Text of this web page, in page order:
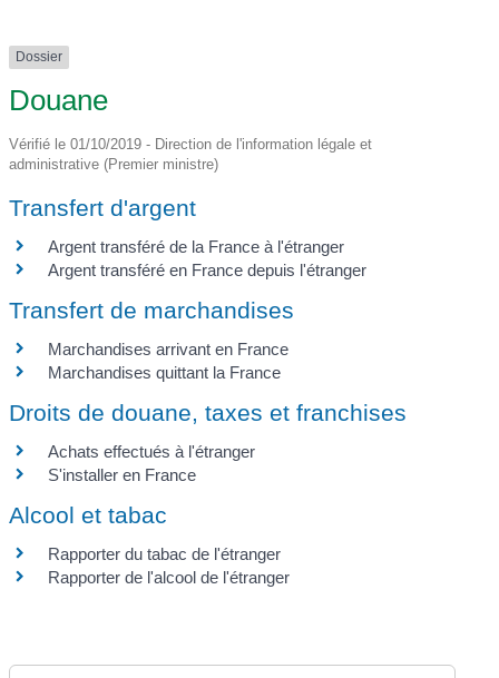
Dossier
Douane
Vérifié le 01/10/2019 - Direction de l'information légale et
administrative (Premier ministre)
Transfert d'argent
Argent transféré de la France à l'étranger
Argent transféré en France depuis l'étranger
Transfert de marchandises
Marchandises arrivant en France
Marchandises quittant la France
Droits de douane, taxes et franchises
Achats effectués à l'étranger
S'installer en France
Alcool et tabac
Rapporter du tabac de l'étranger
Rapporter de l'alcool de l'étranger